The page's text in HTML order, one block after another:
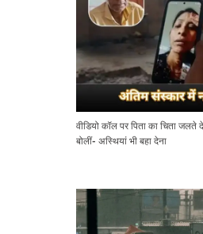
वीडियो कॉल पर पिता का चिता
बोलीं- अस्थियां भी बहा देना